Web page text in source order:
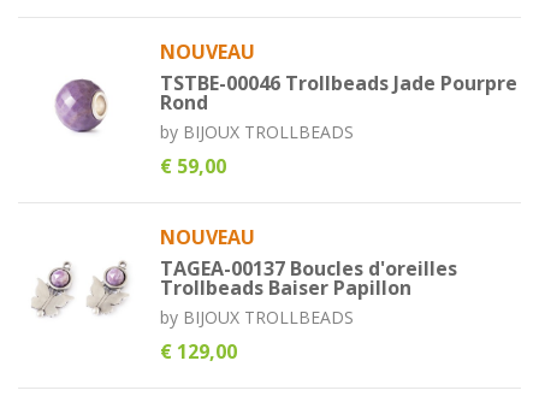
NOUVEAU
TSTBE-00046 Trollbeads Jade Pourpre
Rond
by BIJOUX TROLLBEADS
€ 59,00
NOUVEAU
TAGEA-00137 Boucles d'oreilles
Trollbeads Baiser Papillon
by BIJOUX TROLLBEADS
€ 129,00